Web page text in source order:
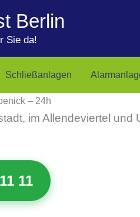
Berlin
Sie da!
Schließanlagen
– 24h
im Allendeviertel und
11